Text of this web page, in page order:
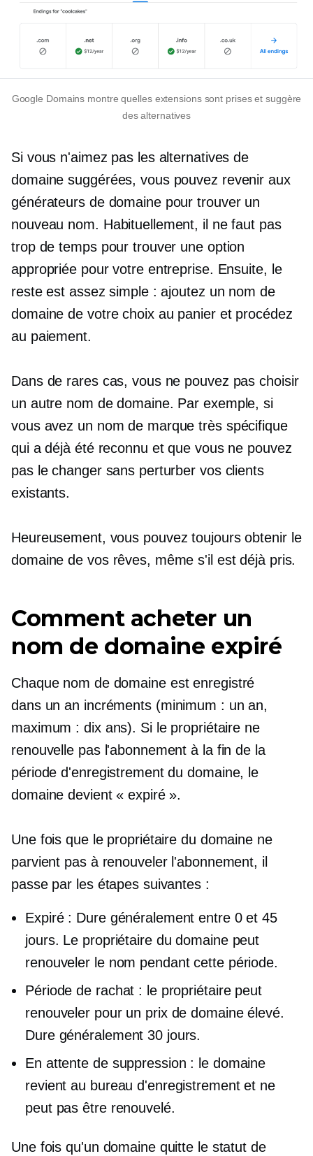
Google Domains montre quelles extensions sont prises et suggère
des alternatives
Si vous n'aimez pas les alternatives de
domaine suggérées, vous pouvez revenir aux
générateurs de domaine pour trouver un
nouveau nom. Habituellement, il ne faut pas
trop de temps pour trouver une option
appropriée pour votre entreprise. Ensuite, le
reste est assez simple : ajoutez un nom de
domaine de votre choix au panier et procédez
au paiement.
Dans de rares cas, vous ne pouvez pas choisir
un autre nom de domaine. Par exemple, si
vous avez un nom de marque très spécifique
qui a déjà été reconnu et que vous ne pouvez
pas le changer sans perturber vos clients
existants.
Heureusement, vous pouvez toujours obtenir le
domaine de vos rêves, même s'il est déjà pris.
Comment acheter un
nom de domaine expiré
Chaque nom de domaine est enregistré
dans un an incréments (minimum : un an,
maximum : dix ans). Si le propriétaire ne
renouvelle pas l'abonnement à la fin de la
période d'enregistrement du domaine, le
domaine devient « expiré ».
Une fois que le propriétaire du domaine ne
parvient pas à renouveler l'abonnement, il
passe par les étapes suivantes :
Expiré : Dure généralement entre 0 et 45
jours. Le propriétaire du domaine peut
renouveler le nom pendant cette période.
Période de rachat : le propriétaire peut
renouveler pour un prix de domaine élevé.
Dure généralement 30 jours.
En attente de suppression : le domaine
revient au bureau d'enregistrement et ne
peut pas être renouvelé.
Une fois qu'un domaine quitte le statut de